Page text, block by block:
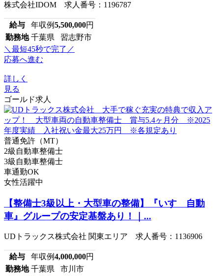
株式会社IDOM 求人番号：1196787
給与 年収例5,500,000円
勤務地 千葉県 習志野市
＼最短45秒で完了／
応募へ進む
詳しく
見る
ゴールド求人
普通免許（MT）
2級自動車整備士
3級自動車整備士
車通勤OK
女性活躍中
【整備士3級以上・大型車の整備】『いすゞ自動
車』グループの安定基盤あり！｜...
UDトラックス株式会社 関東エリア 求人番号：1136906
給与 年収例4,000,000円
勤務地 千葉県 市川市